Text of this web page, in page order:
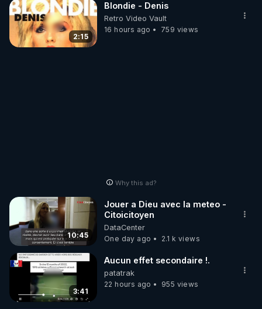
2:15
Blondie - Denis
Retro Video Vault
16 hours ago
759 views
Why this ad?
10:45
Jouer a Dieu avec la meteo -
Citoicitoyen
DataCenter
One day ago
2.1 k views
3:41
Aucun effet secondaire !.
patatrak
22 hours ago
955 views